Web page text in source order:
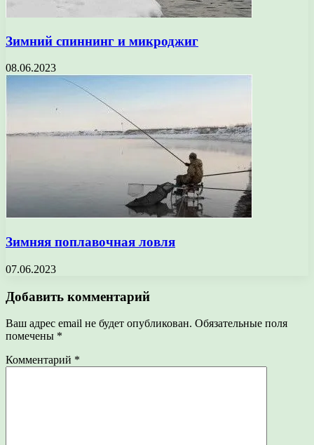
Зимний спиннинг и микроджиг
08.06.2023
Зимняя поплавочная ловля
07.06.2023
Добавить комментарий
Ваш адрес email не будет опубликован. Обязательные поля
помечены *
Комментарий *